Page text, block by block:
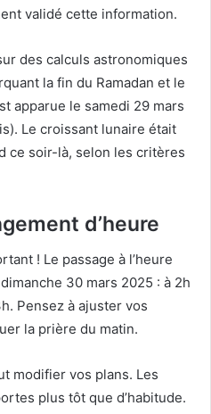
validé cette information.
des calculs astronomiques
la fin du Ramadan et le
apparue le samedi 29 mars
Le croissant lunaire était
ce soir-là, selon les critères
d’heure
! Le passage à l’heure
30 mars 2025 : à 2h
Pensez à ajuster vos
la prière du matin.
modifier vos plans. Les
plus tôt que d’habitude.